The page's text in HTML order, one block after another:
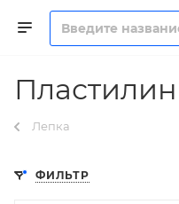
Пластилин
Лепка
ФИЛЬТР